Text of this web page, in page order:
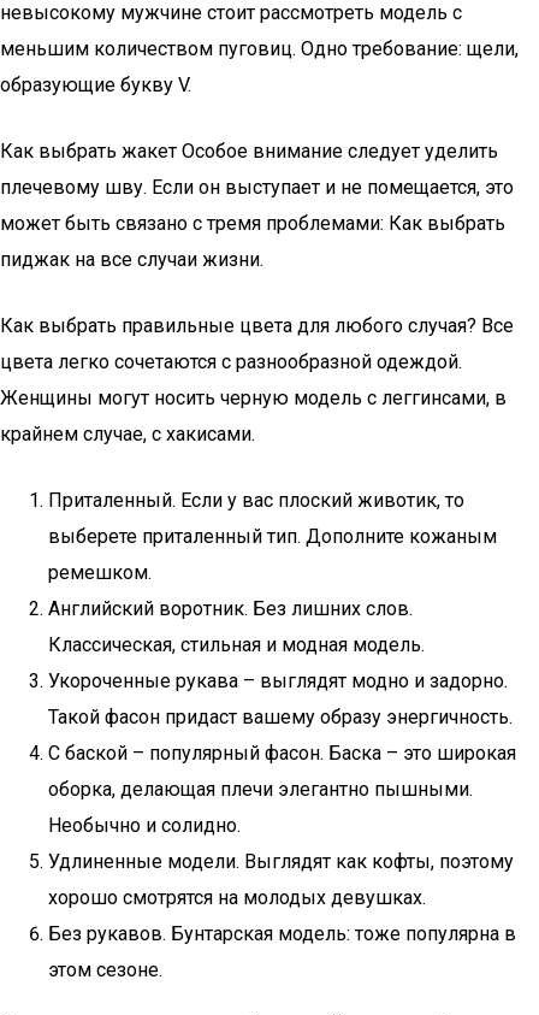
невысокому мужчине стоит рассмотреть модель с
меньшим количеством пуговиц. Одно требование: щели,
образующие букву V.
Как выбрать жакет Особое внимание следует уделить
плечевому шву. Если он выступает и не помещается, это
может быть связано с тремя проблемами: Как выбрать
пиджак на все случаи жизни.
Как выбрать правильные цвета для любого случая? Все
цвета легко сочетаются с разнообразной одеждой.
Женщины могут носить черную модель с леггинсами, в
крайнем случае, с хакисами.
Приталенный. Если у вас плоский животик, то
выберете приталенный тип. Дополните кожаным
ремешком.
Английский воротник. Без лишних слов.
Классическая, стильная и модная модель.
Укороченные рукава – выглядят модно и задорно.
Такой фасон придаст вашему образу энергичность.
С баской – популярный фасон. Баска – это широкая
оборка, делающая плечи элегантно пышными.
Необычно и солидно.
Удлиненные модели. Выглядят как кофты, поэтому
хорошо смотрятся на молодых девушках.
Без рукавов. Бунтарская модель: тоже популярна в
этом сезоне.